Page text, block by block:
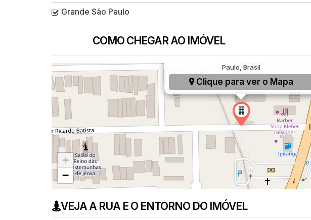
Grande São Paulo
COMO CHEGAR AO IMÓVEL
Assunção, São Bernardo do Campo, SP, São
Paulo, Brasil
Clique para ver o Mapa
+
−
VEJA A RUA E O ENTORNO DO IMÓVEL